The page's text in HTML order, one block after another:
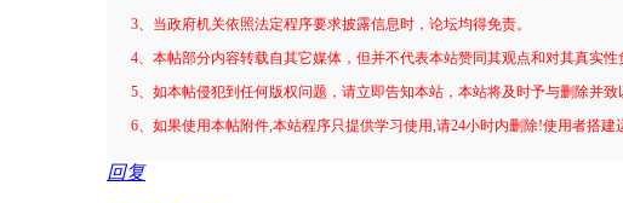
3、当政府机关依照法定程序要求披露信息时，论坛均得免责。
4、本帖部分内容转载自其它媒体，但并不代表本站赞同其观点和对其真实性
5、如本帖侵犯到任何版权问题，请立即告知本站，本站将及时予与删除并致
6、如果使用本帖附件,本站程序只提供学习使用,请24小时内删除!使用者搭建
回复